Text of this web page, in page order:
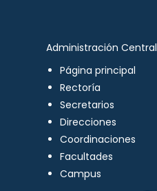
Administración Central
Página principal
Rectoría
Secretarios
Direcciones
Coordinaciones
Facultades
Campus